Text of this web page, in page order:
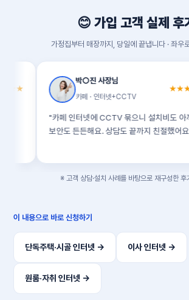
😊 가입 고객 실제 후
가정집부터 매장까지, 당일에 끝냅니다 · 좌우
박○진 사장님
카페 · 인터넷+CCTV
★★★★★
"카페 인터넷에 CCTV 묶으니 설치비도 아끼고
보안도 든든해요. 상담도 끝까지 친절했어요."
※ 고객 상담·설치 사례를 바탕으로 재구성한 후
이 내용으로 바로 신청하기
단독주택·시골 인터넷 → 이사 인터넷 →
원룸·자취 인터넷 →